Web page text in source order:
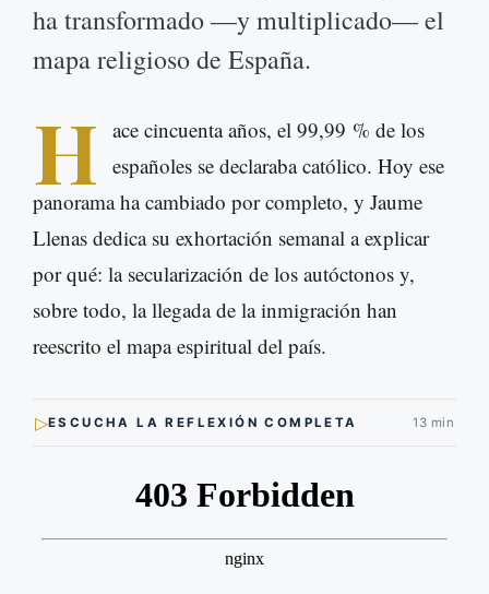
ha transformado —y multiplicado— el
mapa religioso de España.
H ace cincuenta años, el 99,99 % de los
españoles se declaraba católico. Hoy ese
panorama ha cambiado por completo, y Jaume
Llenas dedica su exhortación semanal a explicar
por qué: la secularización de los autóctonos y,
sobre todo, la llegada de la inmigración han
reescrito el mapa espiritual del país.
▷ESCUCHA LA REFLEXIÓN COMPLETA 13 min